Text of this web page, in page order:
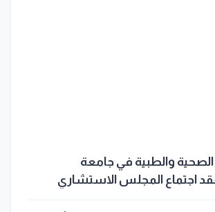
الصحية والطبية في جامعة
اجتماع المجلس الاستشاري